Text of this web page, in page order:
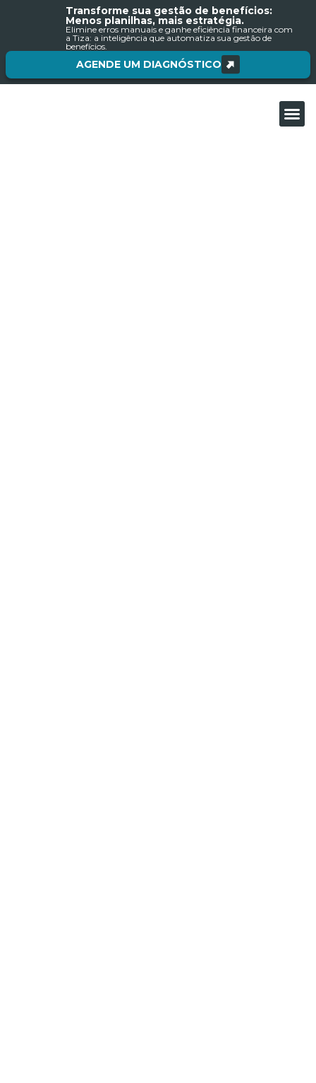
Transforme sua gestão de benefícios:
Menos planilhas, mais estratégia.
Elimine erros manuais e ganhe eficiência financeira com
a Tiza: a inteligência que automatiza sua gestão de
benefícios.
AGENDE UM DIAGNÓSTICO